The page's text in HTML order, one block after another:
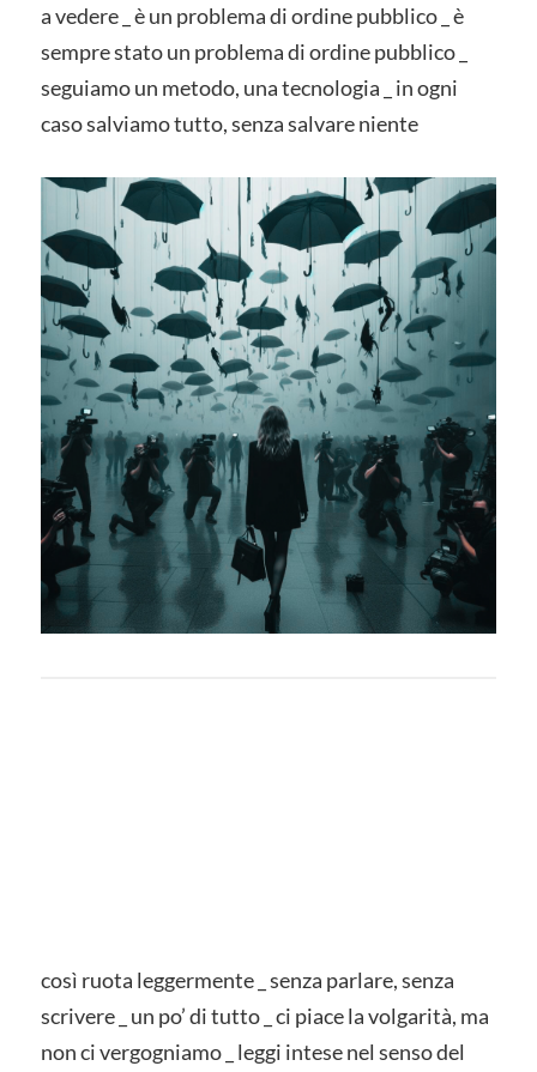
a vedere _ è un problema di ordine pubblico _ è
sempre stato un problema di ordine pubblico _
seguiamo un metodo, una tecnologia _ in ogni
caso salviamo tutto, senza salvare niente
così ruota leggermente _ senza parlare, senza
scrivere _ un po’ di tutto _ ci piace la volgarità, ma
non ci vergogniamo _ leggi intese nel senso del